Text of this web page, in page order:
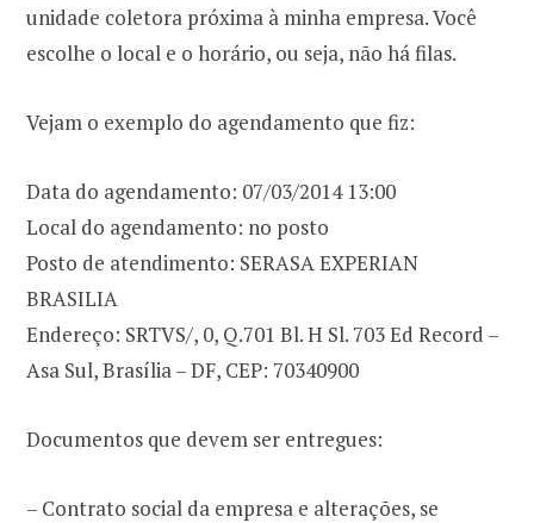
unidade coletora próxima à minha empresa. Você
escolhe o local e o horário, ou seja, não há filas.
Vejam o exemplo do agendamento que fiz:
Data do agendamento: 07/03/2014 13:00
Local do agendamento: no posto
Posto de atendimento: SERASA EXPERIAN
BRASILIA
Endereço: SRTVS/, 0, Q.701 Bl. H Sl. 703 Ed Record –
Asa Sul, Brasília – DF, CEP: 70340900
Documentos que devem ser entregues:
– Contrato social da empresa e alterações, se